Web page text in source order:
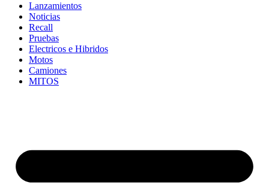
Lanzamientos
Noticias
Recall
Pruebas
Electricos e Hibridos
Motos
Camiones
MITOS